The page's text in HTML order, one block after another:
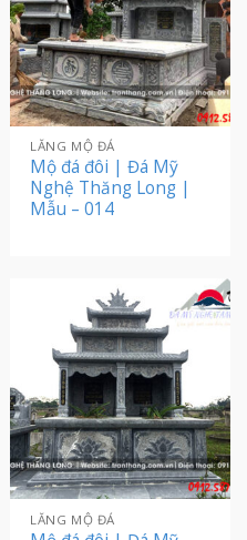
LĂNG MỘ ĐÁ
Mộ đá đôi | Đá Mỹ
Nghệ Thăng Long |
Mẫu – 014
LĂNG MỘ ĐÁ